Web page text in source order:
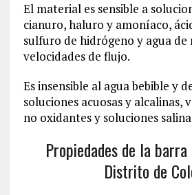
El material es sensible a
cianuro, haluro y amoníaco,
sulfuro de hidrógeno y agua de
velocidades de flujo.
Es insensible al agua bebible y
soluciones acuosas y alcalinas,
no oxidantes y soluciones
Propiedades de la
Distrito de